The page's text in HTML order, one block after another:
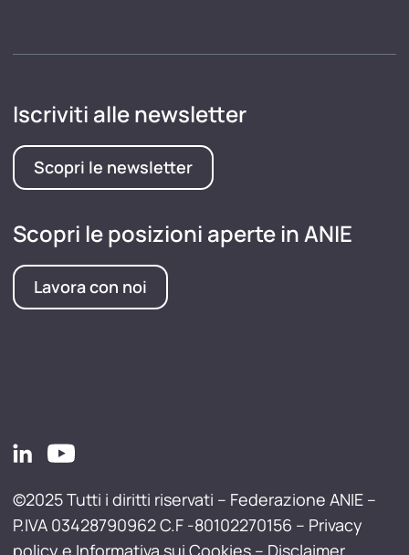
Iscriviti alle newsletter
Scopri le newsletter
Scopri le posizioni aperte in ANIE
Lavora con noi
©2025 Tutti i diritti riservati – Federazione ANIE –
P.IVA 03428790962 C.F -80102270156 – Privacy